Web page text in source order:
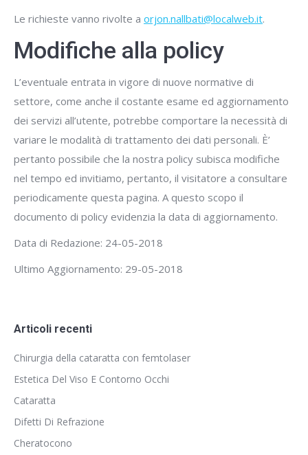
Le richieste vanno rivolte a orjon.nallbati@localweb.it.
Modifiche alla policy
L’eventuale entrata in vigore di nuove normative di
settore, come anche il costante esame ed aggiornamento
dei servizi all’utente, potrebbe comportare la necessità di
variare le modalità di trattamento dei dati personali. È’
pertanto possibile che la nostra policy subisca modifiche
nel tempo ed invitiamo, pertanto, il visitatore a consultare
periodicamente questa pagina. A questo scopo il
documento di policy evidenzia la data di aggiornamento.
Data di Redazione: 24-05-2018
Ultimo Aggiornamento: 29-05-2018
Articoli recenti
Chirurgia della cataratta con femtolaser
Estetica Del Viso E Contorno Occhi
Cataratta
Difetti Di Refrazione
Cheratocono